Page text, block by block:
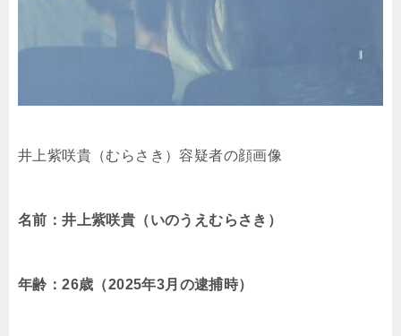
井上紫咲貴（むらさき）容疑者の顔画像
名前：井上紫咲貴（いのうえむらさき）
年齢：26歳（2025年3月の逮捕時）